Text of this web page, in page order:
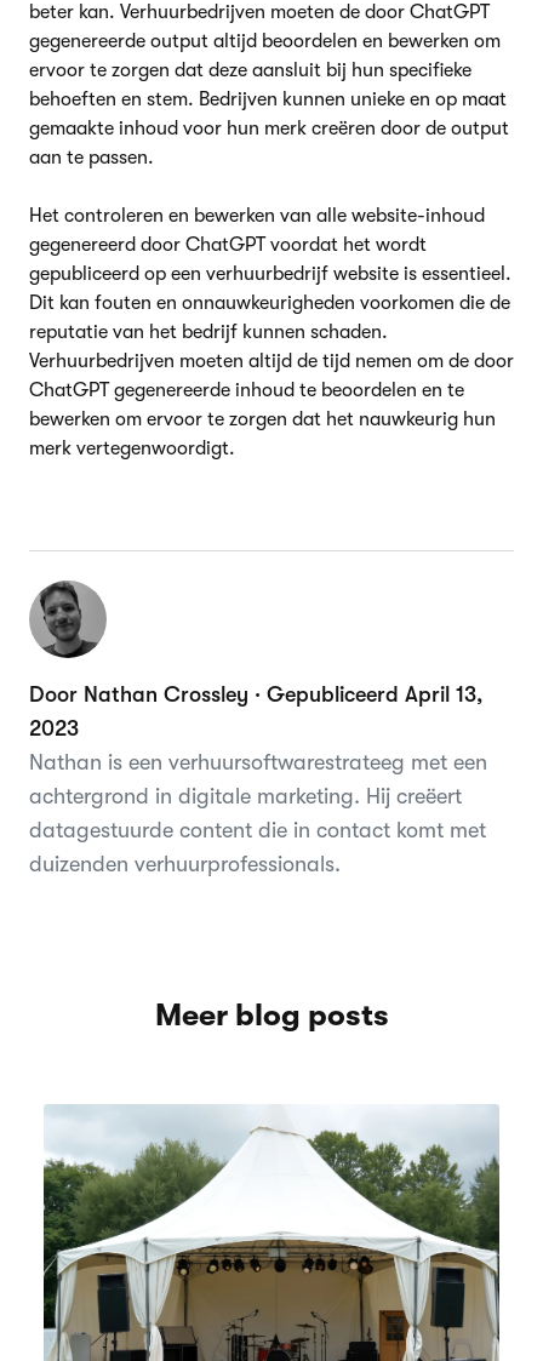
beter kan. Verhuurbedrijven moeten de door ChatGPT
gegenereerde output altijd beoordelen en bewerken om
ervoor te zorgen dat deze aansluit bij hun specifieke
behoeften en stem. Bedrijven kunnen unieke en op maat
gemaakte inhoud voor hun merk creëren door de output
aan te passen.
Het controleren en bewerken van alle website-inhoud
gegenereerd door ChatGPT voordat het wordt
gepubliceerd op een verhuurbedrijf website is essentieel.
Dit kan fouten en onnauwkeurigheden voorkomen die de
reputatie van het bedrijf kunnen schaden.
Verhuurbedrijven moeten altijd de tijd nemen om de door
ChatGPT gegenereerde inhoud te beoordelen en te
bewerken om ervoor te zorgen dat het nauwkeurig hun
merk vertegenwoordigt.
Door Nathan Crossley · Gepubliceerd April 13,
2023
Nathan is een verhuursoftwarestrateeg met een
achtergrond in digitale marketing. Hij creëert
datagestuurde content die in contact komt met
duizenden verhuurprofessionals.
Meer blog posts